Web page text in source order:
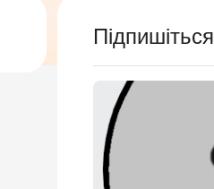
Підпишіться